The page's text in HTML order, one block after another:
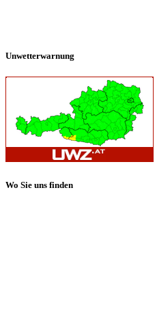
Unwetterwarnung
Wo Sie uns finden